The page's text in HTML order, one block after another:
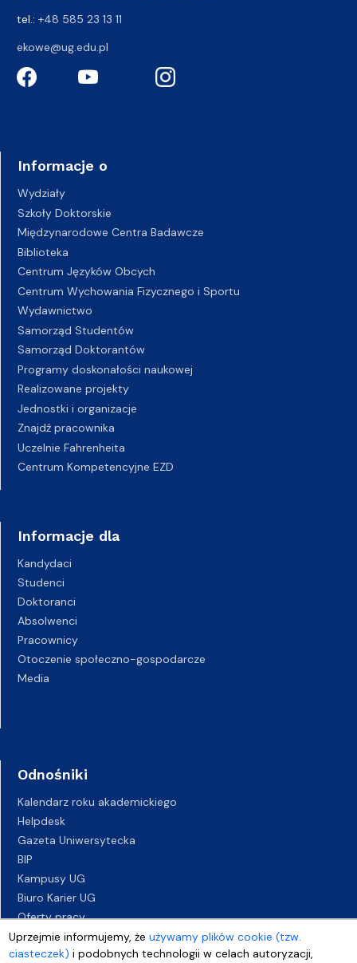
Uprzejmie informujemy, żeużywamy plików cookie (tzw.
ciasteczek) i podobnych technologii w celach autoryzacji,
tel.: +48 585 23 13 11
ekowe@ug.edu.pl
Informacje o
Wydziały
Szkoły Doktorskie
Międzynarodowe Centra Badawcze
Biblioteka
Centrum Języków Obcych
Centrum Wychowania Fizycznego i Sportu
Wydawnictwo
Samorząd Studentów
Samorząd Doktorantów
Programy doskonałości naukowej
Realizowane projekty
Jednostki i organizacje
Znajdź pracownika
Uczelnie Fahrenheita
Centrum Kompetencyjne EZD
Informacje dla
Kandydaci
Studenci
Doktoranci
Absolwenci
Pracownicy
Otoczenie społeczno-gospodarcze
Media
Odnośniki
Kalendarz roku akademickiego
Helpdesk
Gazeta Uniwersytecka
BIP
Kampusy UG
Biuro Karier UG
Oferty pracy
Deklaracja dostępności